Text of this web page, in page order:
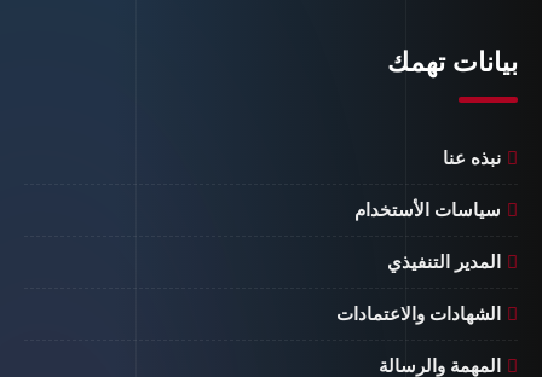
بيانات تهمك
نبذه عنا
سياسات الأستخدام
المدير التنفيذي
الشهادات والاعتمادات
المهمة والرسالة